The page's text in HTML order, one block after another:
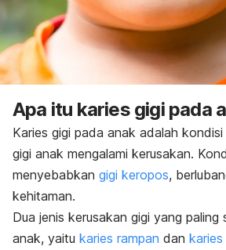
Apa itu karies gigi pada
Karies gigi pada anak adalah
gigi anak mengalami kerusakan.
menyebabkan gigi keropos,
kehitaman.
Dua jenis kerusakan gigi yang paling
anak, yaitu karies rampan dan